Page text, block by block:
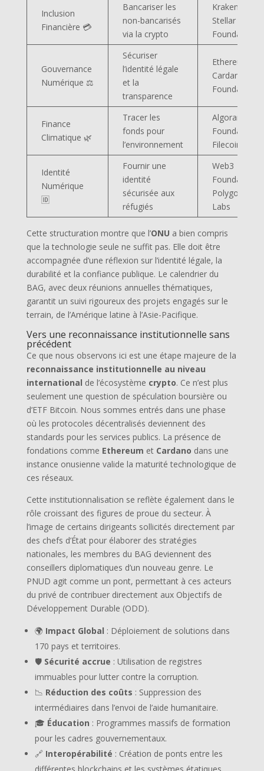
Inclusion
Financière 💳
Bancariser les
non-bancarisés
via la crypto
Kraken,
Stellar
Foundation
Gouvernance
Numérique ⚖️
Sécuriser
l’identité légale
et la
transparence
Ethereum,
Cardano
Foundation
Finance
Climatique 🌿
Tracer les
fonds pour
l’environnement
Algorand
Foundation,
Filecoin
Identité
Numérique
🆔
Fournir une
identité
sécurisée aux
réfugiés
Web3
Foundation,
Polygon
Labs
Cette structuration montre que l’ONU a bien compris
que la technologie seule ne suffit pas. Elle doit être
accompagnée d’une réflexion sur l’identité légale, la
durabilité et la confiance publique. Le calendrier du
BAG, avec deux réunions annuelles thématiques,
garantit un suivi rigoureux des projets engagés sur le
terrain, de l’Amérique latine à l’Asie-Pacifique.
Vers une reconnaissance institutionnelle sans
précédent
Ce que nous observons ici est une étape majeure de la
reconnaissance institutionnelle au niveau
international de l’écosystème crypto. Ce n’est plus
seulement une question de spéculation boursière ou
d’ETF Bitcoin. Nous sommes entrés dans une phase
où les protocoles décentralisés deviennent des
standards pour les services publics. La présence de
fondations comme Ethereum et Cardano dans une
instance onusienne valide la maturité technologique de
ces réseaux.
Cette institutionnalisation se reflète également dans le
rôle croissant des figures de proue du secteur. À
l’image de certains dirigeants sollicités directement par
des chefs d’État pour élaborer des stratégies
nationales, les membres du BAG deviennent des
conseillers diplomatiques d’un nouveau genre. Le
PNUD agit comme un pont, permettant à ces acteurs
du privé de contribuer directement aux Objectifs de
Développement Durable (ODD).
🌍 Impact Global : Déploiement de solutions dans
170 pays et territoires.
🛡️ Sécurité accrue : Utilisation de registres
immuables pour lutter contre la corruption.
📉 Réduction des coûts : Suppression des
intermédiaires dans l’envoi de l’aide humanitaire.
🎓 Éducation : Programmes massifs de formation
pour les cadres gouvernementaux.
🔗 Interopérabilité : Création de ponts entre les
différentes blockchains et les systèmes étatiques.